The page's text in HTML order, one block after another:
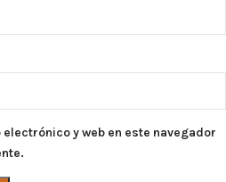
y web en este navegador